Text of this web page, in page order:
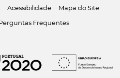
Acessibilidade Mapa do Site
Perguntas Frequentes